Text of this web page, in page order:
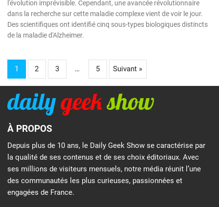
l'évolution imprévisible. Cependant, une avancée révolutionnaire
dans la recherche sur cette maladie complexe vient de voir le jour.
Des scientifiques ont identifié cinq sous-types biologiques distincts
de la maladie d'Alzheimer.
1 2 3 … 5 Suivant »
À PROPOS
Depuis plus de 10 ans, le Daily Geek Show se caractérise par
la qualité de ses contenus et de ses choix éditoriaux. Avec
ses millions de visiteurs mensuels, notre média réunit l’une
des communautés les plus curieuses, passionnées et
engagées de France.